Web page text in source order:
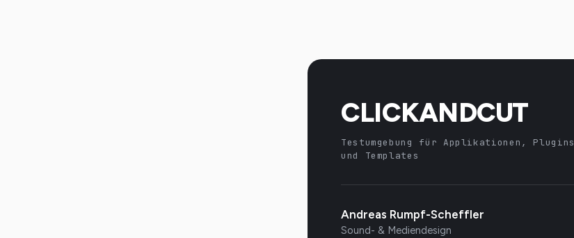
CLICKANDCUT
Testumgebung für Applikationen, Plugins
und Templates
Andreas Rumpf-Scheffler
Sound- & Mediendesign